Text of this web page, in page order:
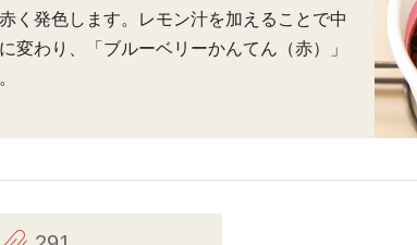
く発色します。レモン汁を加えることで中
変わり、「ブルーベリーかんてん（赤）」
291